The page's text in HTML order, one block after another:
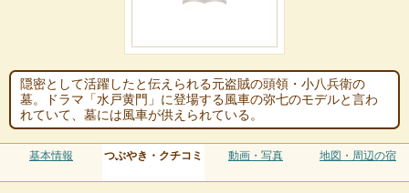
隠密として活躍したと伝えられる元盗賊の頭領・小八兵衛の
墓。ドラマ「水戸黄門」に登場する風車の弥七のモデルと言わ
れていて、墓には風車が供えられている。
基本情報 つぶやき・クチコミ 動画・写真 地図・周辺の宿